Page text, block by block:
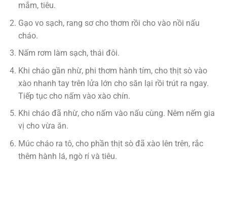
mắm, tiêu.
Gạo vo sạch, rang sơ cho thơm rồi cho vào nồi nấu
cháo.
Nấm rơm làm sạch, thái đôi.
Khi cháo gần nhừ, phi thơm hành tím, cho thịt sò vào
xào nhanh tay trên lửa lớn cho săn lại rồi trút ra ngay.
Tiếp tục cho nấm vào xào chín.
Khi cháo đã nhừ, cho nấm vào nấu cùng. Nêm nếm gia
vị cho vừa ăn.
Múc cháo ra tô, cho phần thịt sò đã xào lên trên, rắc
thêm hành lá, ngò rí và tiêu.